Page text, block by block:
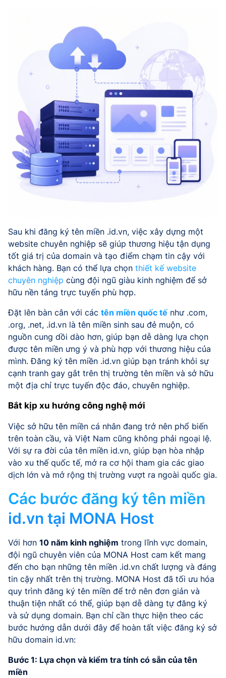
Sau khi đăng ký tên miền .id.vn, việc xây dựng một
website chuyên nghiệp sẽ giúp thương hiệu tận dụng
tốt giá trị của domain và tạo điểm chạm tin cậy với
khách hàng. Bạn có thể lựa chọn thiết kế website
chuyên nghiệp cùng đội ngũ giàu kinh nghiệm để sở
hữu nền tảng trực tuyến phù hợp.
Đặt lên bàn cân với các tên miền quốc tế như .com,
.org, .net, .id.vn là tên miền sinh sau đẻ muộn, có
nguồn cung dồi dào hơn, giúp bạn dễ dàng lựa chọn
được tên miền ưng ý và phù hợp với thương hiệu của
mình. Đăng ký tên miền .id.vn giúp bạn tránh khỏi sự
cạnh tranh gay gắt trên thị trường tên miền và sở hữu
một địa chỉ trực tuyến độc đáo, chuyên nghiệp.
Bắt kịp xu hướng công nghệ mới
Việc sở hữu tên miền cá nhân đang trở nên phổ biến
trên toàn cầu, và Việt Nam cũng không phải ngoại lệ.
Với sự ra đời của tên miền id.vn, giúp bạn hòa nhập
vào xu thế quốc tế, mở ra cơ hội tham gia các giao
dịch lớn và mở rộng thị trường vượt ra ngoài quốc gia.
Các bước đăng ký tên miền
id.vn tại MONA Host
Với hơn 10 năm kinh nghiệm trong lĩnh vực domain,
đội ngũ chuyên viên của MONA Host cam kết mang
đến cho bạn những tên miền .id.vn chất lượng và đáng
tin cậy nhất trên thị trường. MONA Host đã tối ưu hóa
quy trình đăng ký tên miền để trở nên đơn giản và
thuận tiện nhất có thể, giúp bạn dễ dàng tự đăng ký
và sử dụng domain. Bạn chỉ cần thực hiện theo các
bước hướng dẫn dưới đây để hoàn tất việc đăng ký sở
hữu domain id.vn:
Bước 1: Lựa chọn và kiểm tra tính có sẵn của tên
miền